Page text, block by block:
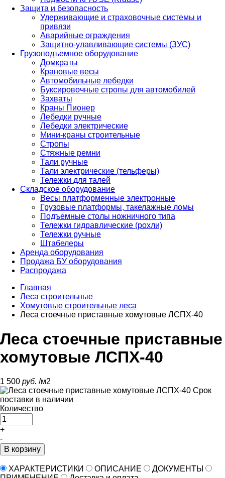
Защита и безопасность
Удерживающие и страховочные системы и
привязи
Аварийные ограждения
Защитно-улавливающие системы (ЗУС)
Грузоподъемное оборудование
Домкраты
Крановые весы
Автомобильные лебедки
Буксировочные стропы для автомобилей
Захваты
Краны Пионер
Лебедки ручные
Лебедки электрические
Мини-краны строительные
Стропы
Стяжные ремни
Тали ручные
Тали электрические (тельферы)
Тележки для талей
Складское оборудование
Весы платформенные электронные
Грузовые платформы, такелажные ломы
Подъемные столы ножничного типа
Тележки гидравлические (рохли)
Тележки ручные
Штабелеры
Аренда оборудования
Продажа БУ оборудования
Распродажа
Главная
Леса строительные
Хомутовые строительные леса
Леса стоечные приставные хомутовые ЛСПХ-40
Леса стоечные приставные
хомутовые ЛСПХ-40
1 500 руб. /м2
Срок
поставки в наличии
Количество
+
-
В корзину
ХАРАКТЕРИСТИКИ ОПИСАНИЕ
ДОКУМЕНТЫ